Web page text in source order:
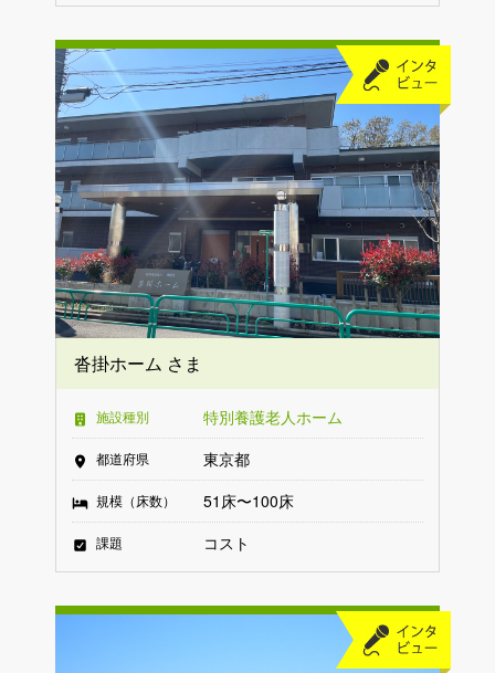
沓掛ホーム さま
施設種別 特別養護老人ホーム
都道府県 東京都
規模（床数） 51床〜100床
課題 コスト